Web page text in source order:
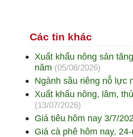
Các tin khác
Xuất khẩu nông sản
năm (05/08/2026)
Ngành sầu riêng nỗ lực
Xuất khẩu nông, lâm,
(13/07/2026)
Giá tiêu hôm nay 3/7/
Giá cà phê hôm nay,